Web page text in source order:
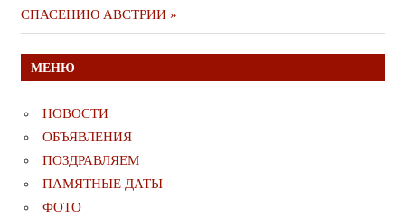
записям
публикация
СПАСЕНИЮ АВСТРИИ
МЕНЮ
НОВОСТИ
ОБЪЯВЛЕНИЯ
ПОЗДРАВЛЯЕМ
ПАМЯТНЫЕ ДАТЫ
ФОТО